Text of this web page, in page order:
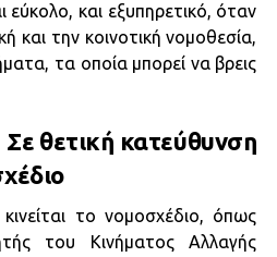
εύκολο, και εξυπηρετικό, όταν
και την κοινοτική νομοθεσία,
τα οποία μπορεί να βρεις
θετική κατεύθυνση
το νομοσχέδιο, όπως
του Κινήματος Αλλαγής